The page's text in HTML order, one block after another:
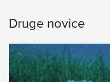
Druge novice